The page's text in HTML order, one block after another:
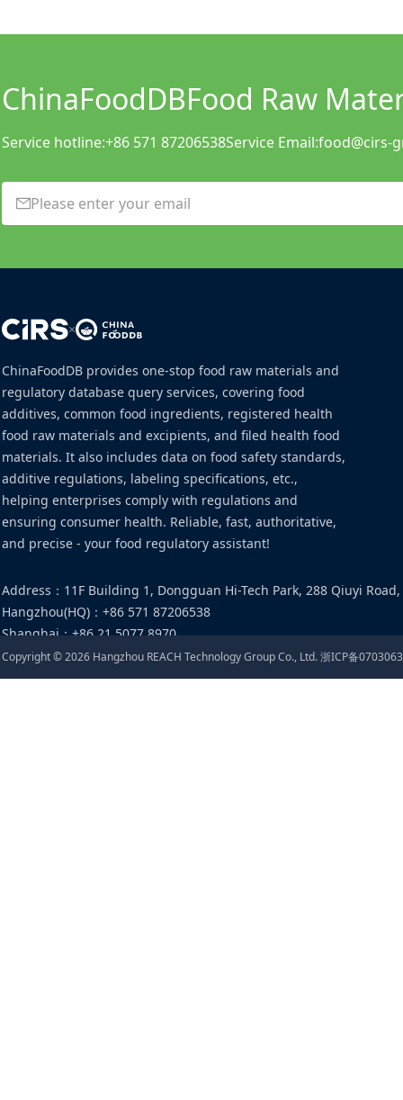
ChinaFoodDBFood Raw
Service hotline:+86 571 87206538Service Email:food@cirs-
×
ChinaFoodDB provides one-stop food raw materials and
regulatory database query services, covering food
additives, common food ingredients, registered health
food raw materials and excipients, and filed health food
materials. It also includes data on food safety standards,
additive regulations, labeling specifications, etc.,
helping enterprises comply with regulations and
ensuring consumer health. Reliable, fast, authoritative,
and precise - your food regulatory assistant!
Address ： 11F Building 1, Dongguan Hi-Tech Park, 288 Qiuyi
Hangzhou(HQ) ： +86 571 87206538
Shanghai：+86 21 5077 8970
Email：food@cirs-group.com
Copyright ©2026 Hangzhou REACH Technology Group Co., Ltd.浙ICP备